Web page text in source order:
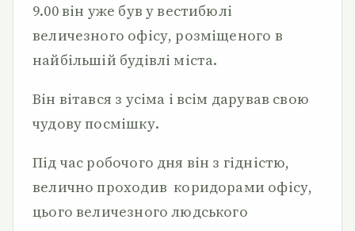
9.00 він уже був у вестибюлі
величезного офісу, розміщеного в
найбільшій будівлі міста.
Він вітався з усіма і всім дарував свою
чудову посмішку.
Під час робочого дня він з гідністю,
велично проходив коридорами офісу,
цього величезного людського